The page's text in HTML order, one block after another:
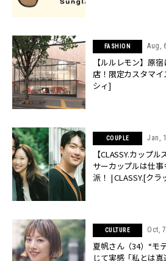
FASHION Aug,
【ルルレモン】原
店！限定カスタマイ
シィ]
COUPLE Jan,
【CLASSY.カップ
サーカップルは仕
派！ | CLASSY.[クラ
CULTURE Oct,
夏帆さん（34）“モ
じて実感「私とは